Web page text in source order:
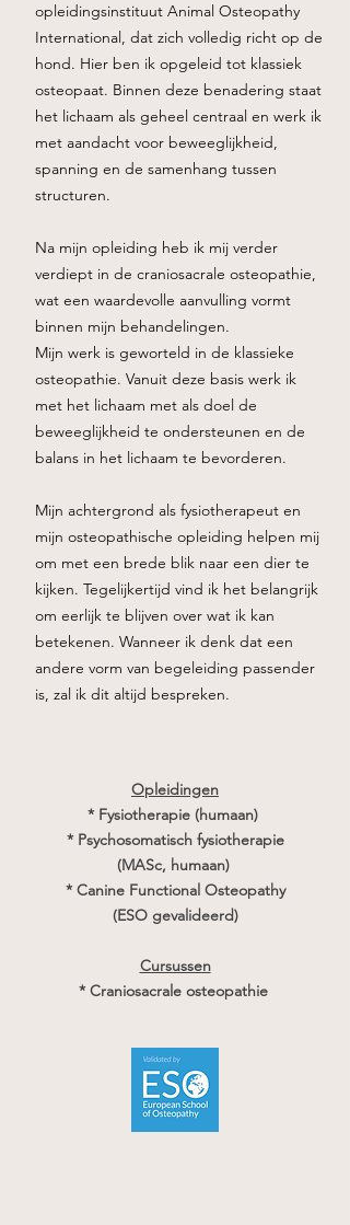
Opleidingen
* Fysiotherapie (humaan)
* Psychosomatisch fysiotherapie
(MASc, humaan)
* Canine Functional Osteopathy
(ESO gevalideerd)
Cursussen
* Craniosacrale osteopathie
opleidingsinstituut Animal Osteopathy
International, dat zich volledig richt op de
hond. Hier ben ik opgeleid tot klassiek
osteopaat. Binnen deze benadering staat
het lichaam als geheel centraal en werk ik
met aandacht voor beweeglijkheid,
spanning en de samenhang tussen
structuren.
Na mijn opleiding heb ik mij verder
verdiept in de craniosacrale osteopathie,
wat een waardevolle aanvulling vormt
binnen mijn behandelingen.
Mijn werk is geworteld in de klassieke
osteopathie. Vanuit deze basis werk ik
met het lichaam met als doel de
beweeglijkheid te ondersteunen en de
balans in het lichaam te bevorderen.
Mijn achtergrond als fysiotherapeut en
mijn osteopathische opleiding helpen mij
om met een brede blik naar een dier te
kijken. Tegelijkertijd vind ik het belangrijk
om eerlijk te blijven over wat ik kan
betekenen. Wanneer ik denk dat een
andere vorm van begeleiding passender
is, zal ik dit altijd bespreken.